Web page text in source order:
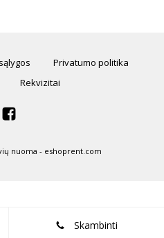
Privatumo politika
Rekvizitai
nuoma - eshoprent.com
Skambinti